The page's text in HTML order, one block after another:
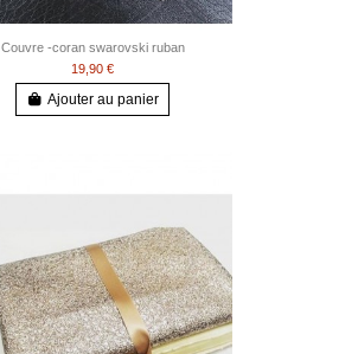
Couvre -coran swarovski ruban
19,90 €
Ajouter au panier